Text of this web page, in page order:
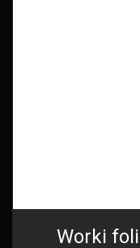
Worki